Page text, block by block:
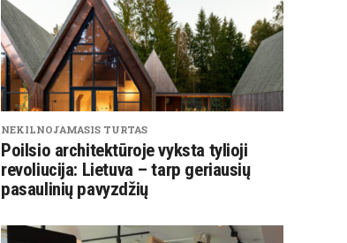
NEKILNOJAMASIS TURTAS
Poilsio architektūroje vyksta tylioji
revoliucija: Lietuva – tarp geriausių
pasaulinių pavyzdžių